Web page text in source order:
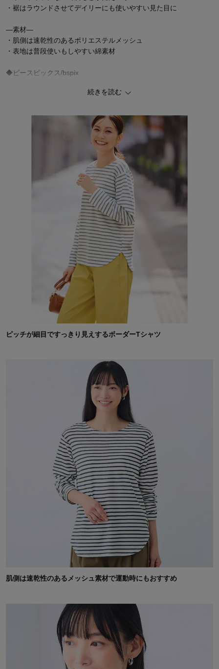
・裾はラウンドさせてデイリーにも使いやすい見た目に
―素材―
・肌側は速乾性のあるポリエステルメッシュ
・表地は普段使いもしやすい綿素材
◆ビースピックス/bspix
アクティブウェア＆グッズ。
り、動くことがさらに楽しくなるシリーズです。
3月から紫外線は急上昇！UV対策アイテム
初夏の新作アイテムが入荷♪大人世代向けイロドリスタイルページ
続きを読む
ピッチが細目ですっきり見えするボーダーTシャツ
肌側は速乾性のあるメッシュ素材で運動時にもおすすめ